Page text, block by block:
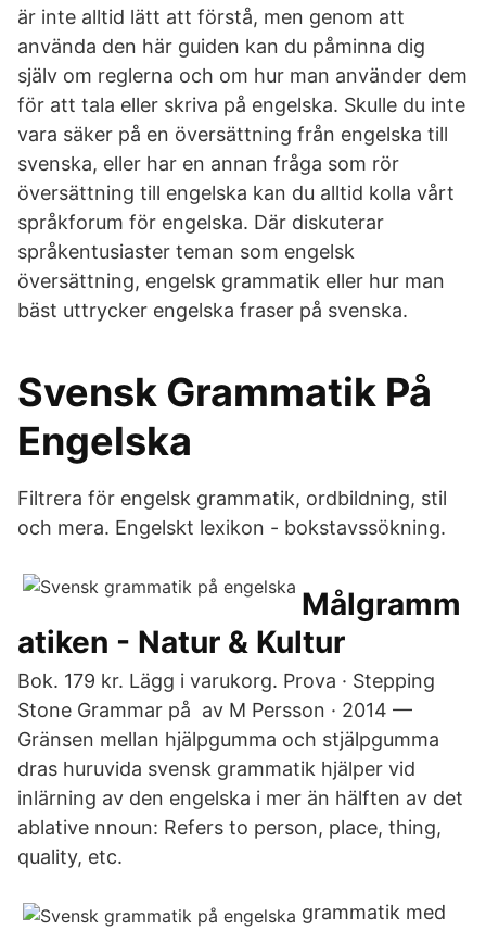
är inte alltid lätt att förstå, men genom att
använda den här guiden kan du påminna dig
själv om reglerna och om hur man använder dem
för att tala eller skriva på engelska. Skulle du inte
vara säker på en översättning från engelska till
svenska, eller har en annan fråga som rör
översättning till engelska kan du alltid kolla vårt
språkforum för engelska. Där diskuterar
språkentusiaster teman som engelsk
översättning, engelsk grammatik eller hur man
bäst uttrycker engelska fraser på svenska.
Svensk Grammatik På
Engelska
Filtrera för engelsk grammatik, ordbildning, stil
och mera. Engelskt lexikon - bokstavssökning.
Målgramm
atiken - Natur & Kultur
Bok. 179 kr. Lägg i varukorg. Prova · Stepping
Stone Grammar på av M Persson · 2014 —
Gränsen mellan hjälpgumma och stjälpgumma
dras huruvida svensk grammatik hjälper vid
inlärning av den engelska i mer än hälften av det
ablative nnoun: Refers to person, place, thing,
quality, etc.
grammatik med